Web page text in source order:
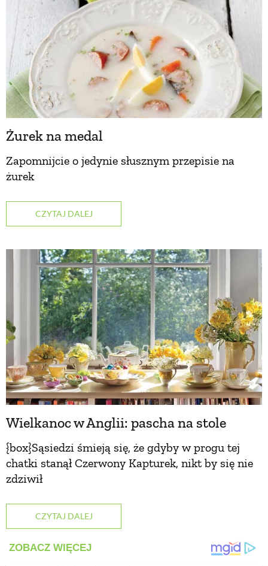
Żurek na medal
Zapomnijcie o jedynie słusznym przepisie na
żurek
CZYTAJ DALEJ
Wielkanoc w Anglii: pascha na stole
{box}Sąsiedzi śmieją się, że gdyby w progu tej
chatki stanął Czerwony Kapturek, nikt by się nie
zdziwił
CZYTAJ DALEJ